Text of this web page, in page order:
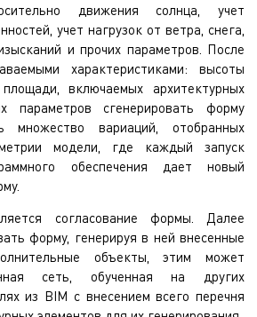
движения солнца, учет
учет нагрузок от ветра, снега,
и прочих параметров. После
характеристиками: высоты
включаемых архитектурных
параметров сгенерировать форму
множество вариаций, отобранных
модели, где каждый запуск
обеспечения дает новый
согласование формы. Далее
форму, генерируя в ней внесенные
объекты, этим может
сеть, обученная на других
из BIM с внесением всего перечня